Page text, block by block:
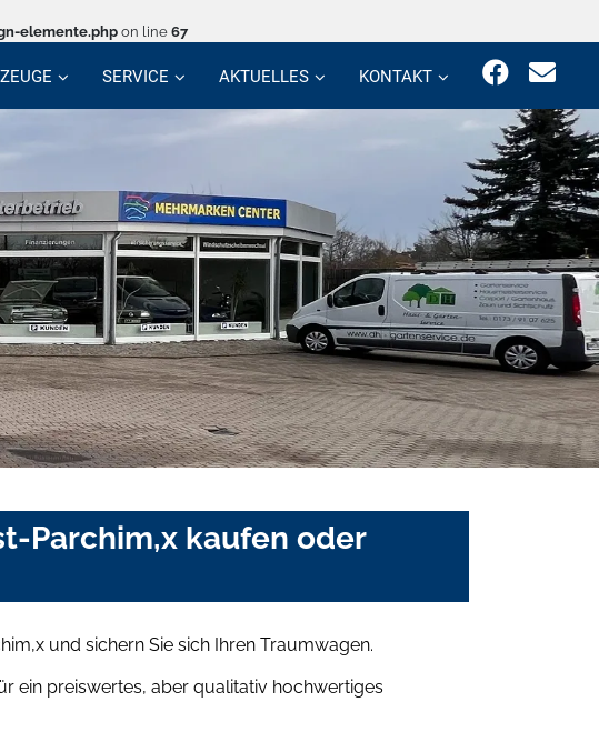
elemente.php on line 67
SERVICE AKTUELLES KONTAKT
Parchim,x kaufen oder
und sichern Sie sich Ihren Traumwagen.
ein preiswertes, aber qualitativ hochwertiges